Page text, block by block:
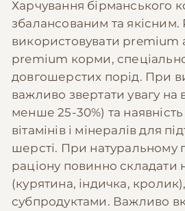
Харчування бірманського
збалансованим та якісним.
використовувати premium
premium корми,
довгошерстих порід. При
важливо звертати увагу на
менше 25-30%) та
вітамінів і мінералів для
шерсті. При натуральному
раціону повинно
(курятина, індичка,
субпродуктами. Важливо